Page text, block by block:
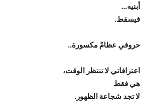
أبنيه…
فيسقط.
حروفي عظامٌ مكسورة..
اعترافاتي لا تنتظر الوقت،
هي فقط
لا تجد شجاعة الظهور.